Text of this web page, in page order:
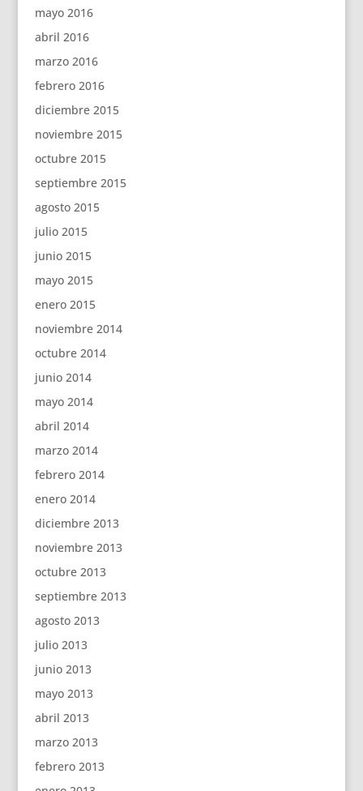
mayo 2016
abril 2016
marzo 2016
febrero 2016
diciembre 2015
noviembre 2015
octubre 2015
septiembre 2015
agosto 2015
julio 2015
junio 2015
mayo 2015
enero 2015
noviembre 2014
octubre 2014
junio 2014
mayo 2014
abril 2014
marzo 2014
febrero 2014
enero 2014
diciembre 2013
noviembre 2013
octubre 2013
septiembre 2013
agosto 2013
julio 2013
junio 2013
mayo 2013
abril 2013
marzo 2013
febrero 2013